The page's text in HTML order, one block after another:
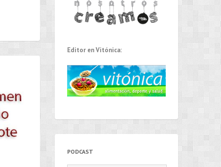
Editor en Vitónica:
PODCAST